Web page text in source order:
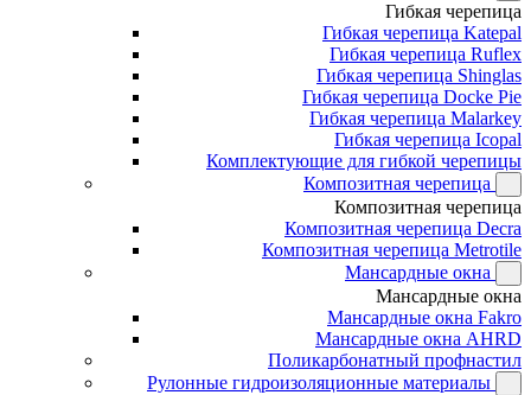
Гибкая черепица
Гибкая черепица Katepal
Гибкая черепица Ruflex
Гибкая черепица Shinglas
Гибкая черепица Docke Pie
Гибкая черепица Malarkey
Гибкая черепица Icopal
Комплектующие для гибкой черепицы
Композитная черепица
Композитная черепица
Композитная черепица Decra
Композитная черепица Metrotile
Мансардные окна
Мансардные окна
Мансардные окна Fakro
Мансардные окна AHRD
Поликарбонатный профнастил
Рулонные гидроизоляционные материалы